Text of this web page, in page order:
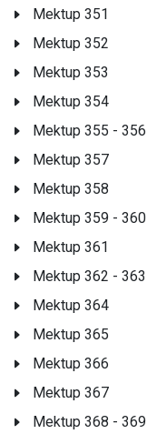
Mektup 351
Mektup 352
Mektup 353
Mektup 354
Mektup 355 - 356
Mektup 357
Mektup 358
Mektup 359 - 360
Mektup 361
Mektup 362 - 363
Mektup 364
Mektup 365
Mektup 366
Mektup 367
Mektup 368 - 369